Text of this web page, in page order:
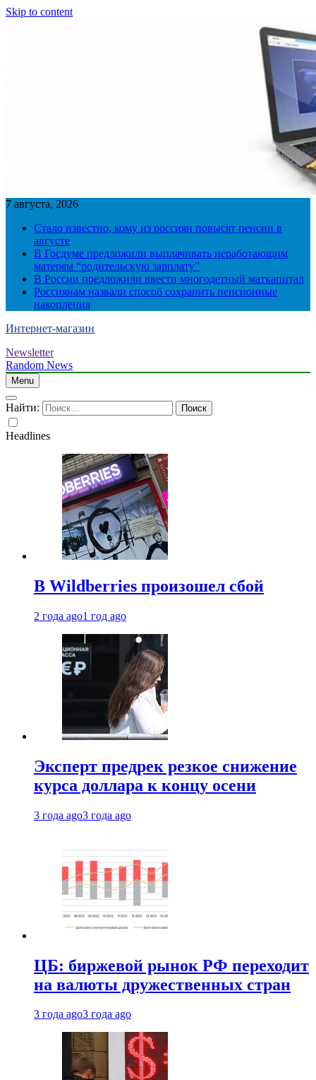
Skip to content
7 августа, 2026
Стало известно, кому из россиян повысят пенсии в
августе
В Госдуме предложили выплачивать неработающим
матерям “родительскую зарплату”
В России предложили ввести многодетный маткапитал
Россиянам назвали способ сохранить пенсионные
накопления
Интернет-магазин
Newsletter
Random News
Menu
Найти:
Headlines
В Wildberries произошел сбой
2 года ago1 год ago
Эксперт предрек резкое снижение
курса доллара к концу осени
3 года ago3 года ago
ЦБ: биржевой рынок РФ переходит
на валюты дружественных стран
3 года ago3 года ago